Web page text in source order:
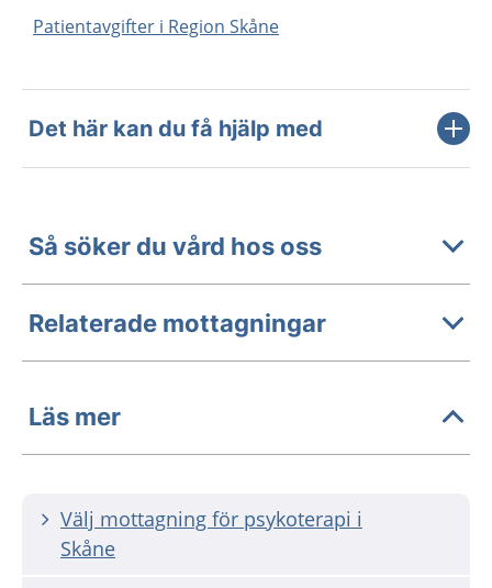
Patientavgifter i Region Skåne
Det här kan du få hjälp med
Så söker du vård hos oss
Relaterade mottagningar
Läs mer
Välj mottagning för psykoterapi i
Skåne